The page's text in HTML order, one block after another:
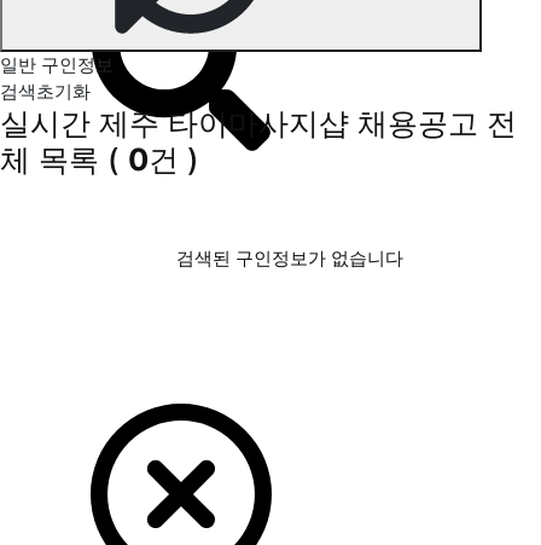
일반 구인정보
검색초기화
실시간 제주 타이마사지샵 채용공고 전
체 목록 ( 0건 )
검색된 구인정보가 없습니다